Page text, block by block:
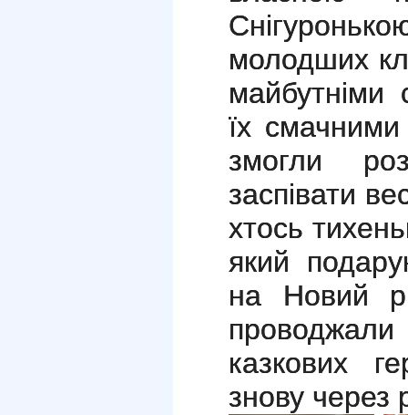
молодших
майбутніми
їх
змогли
заспівати
хтось
який
на Новий
казкових
знову через